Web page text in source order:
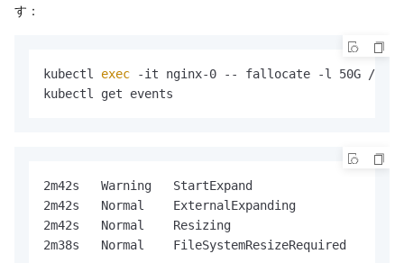
す：
kubectl exec -it nginx-0 -- fallocate -l 50G /
kubectl get events
2m42s   Warning   StartExpand
2m42s   Normal    ExternalExpanding
2m42s   Normal    Resizing
2m38s   Normal    FileSystemResizeRequired